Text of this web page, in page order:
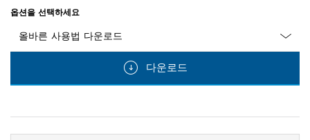
옵션을 선택하세요
다운로드